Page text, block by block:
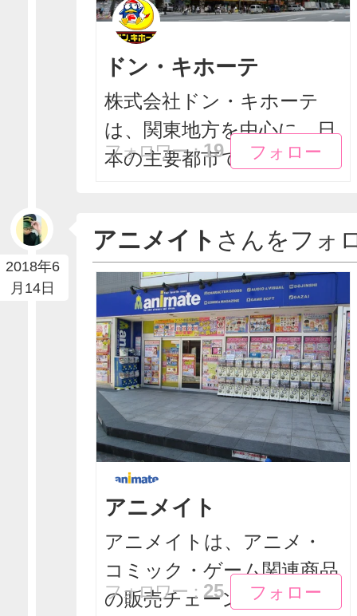
ドン・キホーテ
株式会社ドン・キホーテ
は、関東地方を中心に、日
本の主要都市で主に総合...
フォロー
フォロー
フォロワー：19
2018年6
月14日
アニメイト さんをフォ
アニメイト
アニメイトは、アニメ・
コミック・ゲーム関連商品
の販売チェーン店の1つ...
フォロー
フォロー
フォロワー： 25